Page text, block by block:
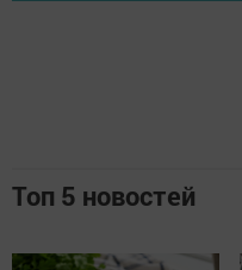
Топ 5 новостей